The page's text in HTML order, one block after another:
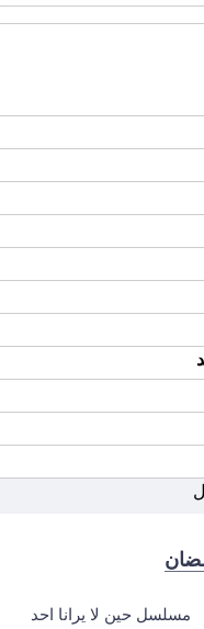
مسلسل حين لا يرانا احد